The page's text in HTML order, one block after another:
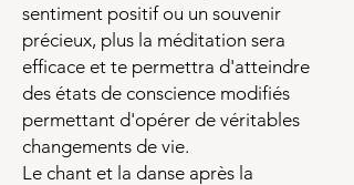
sentiment positif ou un souvenir
précieux, plus la méditation sera
efficace et te permettra d'atteindre
des états de conscience modifiés
permettant d'opérer de véritables
changements de vie.
Le chant et la danse après la